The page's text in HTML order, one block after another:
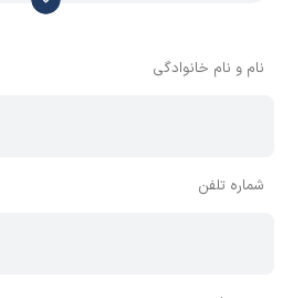
وجود دارد، معمولا نظراتی که محتوای
نام و نام خانوادگی
شماره تلفن